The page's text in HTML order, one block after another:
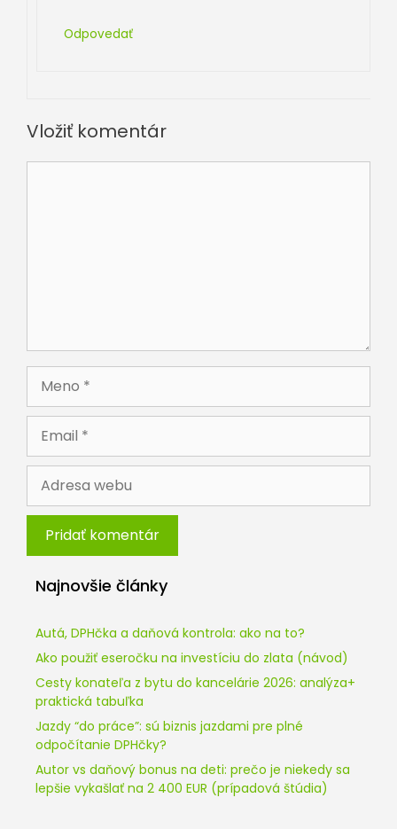
Odpovedať
Vložiť komentár
Adresa
webu
Najnovšie články
Autá, DPHčka a daňová kontrola: ako na to?
Ako použiť eseročku na investíciu do zlata (návod)
Cesty konateľa z bytu do kancelárie 2026: analýza+
praktická tabuľka
Jazdy “do práce”: sú biznis jazdami pre plné
odpočítanie DPHčky?
Autor vs daňový bonus na deti: prečo je niekedy sa
lepšie vykašlať na 2 400 EUR (prípadová štúdia)